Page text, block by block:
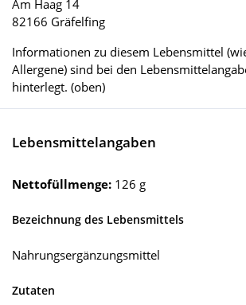
Am Haag 14
82166 Gräfelfing
Informationen zu diesem Lebensmittel
Allergene) sind bei den
hinterlegt. (oben)
Lebensmittelangaben
Nettofüllmenge: 126 g
Bezeichnung des Lebensmittels
Nahrungsergänzungsmittel
Zutaten